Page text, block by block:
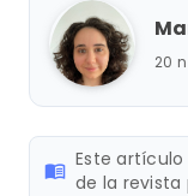
15
20
menu_book Este
de la